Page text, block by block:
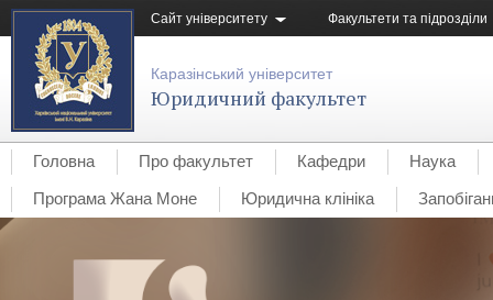
Сайт університету Факультети та підрозділи
Каразінський університет
Юридичний факультет
Головна Про факультет Кафедри
Наука
Програма Жана Моне
Юридична клініка